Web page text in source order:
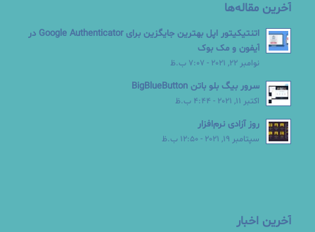
آخرین مقاله‌ها
اتنتیکیتور اپل بهترین جایگزین برای Google Authenticator در
آیفون و مک بوک
نوامبر 22, 2021 - 7:07 ب.ظ
سرور بیگ بلو باتن BigBlueButton
اکتبر 11, 2021 - 4:44 ب.ظ
روز آزادی نرم‌افزار
سپتامبر 19, 2021 - 12:50 ب.ظ
آخرین اخبار